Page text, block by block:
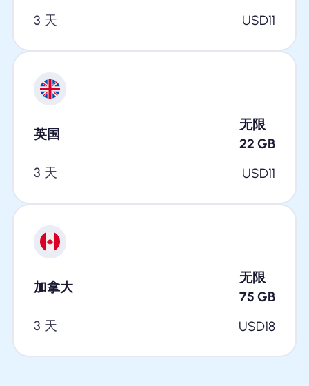
3 天
USD11
英国
无限
22 GB
3 天
USD11
加拿大
无限
75 GB
3 天
USD18